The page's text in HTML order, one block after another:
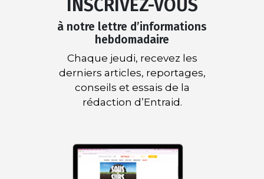
INSCRIVEZ-VOUS
à notre lettre d’informations
hebdomadaire
Chaque jeudi, recevez les
derniers articles, reportages,
conseils et essais de la
rédaction d’Entraid.